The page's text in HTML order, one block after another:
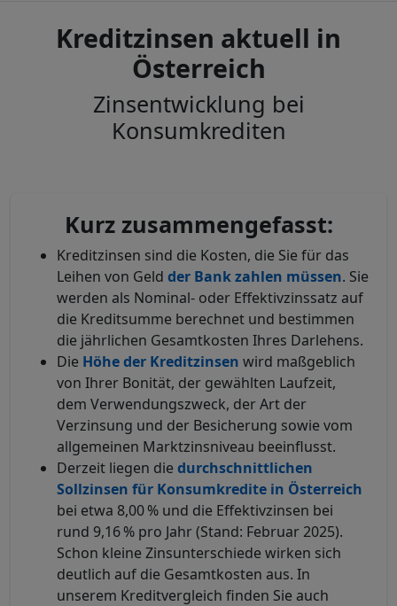
Kreditzinsen aktuell in
Österreich
Zinsentwicklung bei
Konsumkrediten
Kurz zusammengefasst:
Kreditzinsen sind die Kosten, die Sie für das
Leihen von Geld der Bank zahlen müssen. Sie
werden als Nominal- oder Effektivzinssatz auf
die Kreditsumme berechnet und bestimmen
die jährlichen Gesamtkosten Ihres Darlehens.
Die Höhe der Kreditzinsen wird maßgeblich
von Ihrer Bonität, der gewählten Laufzeit,
dem Verwendungszweck, der Art der
Verzinsung und der Besicherung sowie vom
allgemeinen Marktzinsniveau beeinflusst.
Derzeit liegen die durchschnittlichen
Sollzinsen für Konsumkredite in Österreich
bei etwa 8,00 % und die Effektivzinsen bei
rund 9,16 % pro Jahr (Stand: Februar 2025).
Schon kleine Zinsunterschiede wirken sich
deutlich auf die Gesamtkosten aus. In
unserem Kreditvergleich finden Sie auch